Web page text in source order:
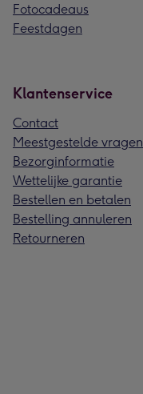
Fotocadeaus
Feestdagen
Klantenservice
Contact
Meestgestelde vragen
Bezorginformatie
Wettelijke garantie
Bestellen en betalen
Bestelling annuleren
Retourneren